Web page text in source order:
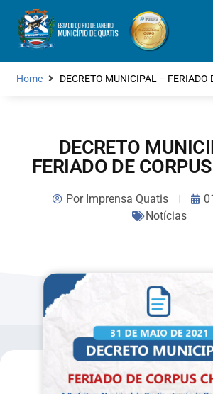
Home DECRETO MUNICIPAL – FERIADO
DECRETO
FERIADO DE
PorImprensa Quatis
Notícias